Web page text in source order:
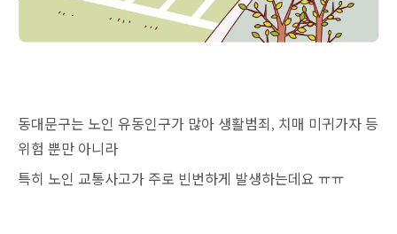
동대문구는 노인 유동인구가 많아 생활범죄, 치매 미귀가자 등
위험 뿐만 아니라
특히 노인 교통사고가 주로 빈번하게 발생하는데요 ㅠㅠ